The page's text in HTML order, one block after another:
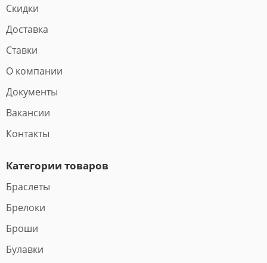
Скидки
Доставка
Ставки
О компании
Документы
Вакансии
Контакты
Категории товаров
Браслеты
Брелоки
Броши
Булавки